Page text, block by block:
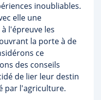
inoubliables.
elle une
l'épreuve les
la porte à de
ce
des conseils
de lier leur destin
par l'agriculture.